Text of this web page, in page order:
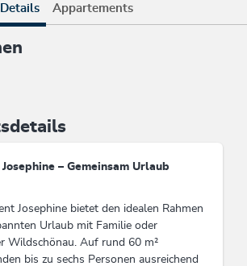
Details Appartements
– Gemeinsam Urlaub
Josephine bietet den idealen Rahmen
Urlaub mit Familie oder
Wildschönau. Auf rund 60 m²
bis zu sechs Personen ausreichend